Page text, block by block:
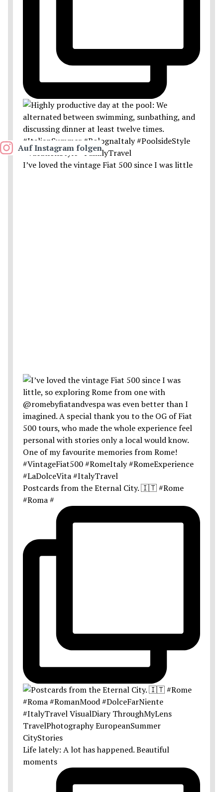
I’ve loved the vintage Fiat 500 since I was little
Postcards from the Eternal City. 🇮🇹 #Rome
#Roma #
Life lately: A lot has happened. Beautiful
moments
Auf Instagram folgen